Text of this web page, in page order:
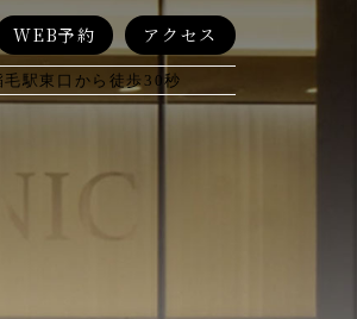
WEB予約 アクセス
駅東口から徒歩30秒